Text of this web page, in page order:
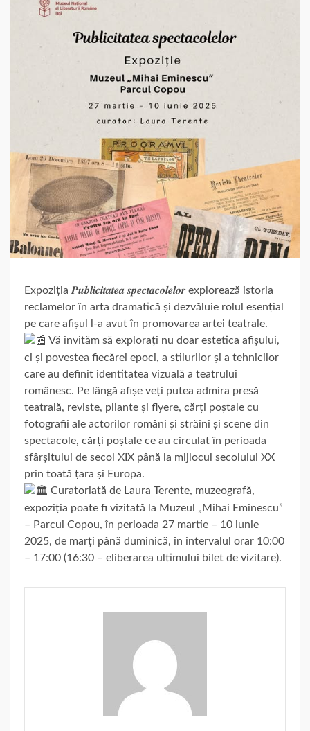
Expoziția 𝑷𝒖𝒃𝒍𝒊𝒄𝒊𝒕𝒂𝒕𝒆𝒂 𝒔𝒑𝒆𝒄𝒕𝒂𝒄𝒐𝒍𝒆𝒍𝒐𝒓 explorează istoria
reclamelor în arta dramatică și dezvăluie rolul esențial
pe care afișul l-a avut în promovarea artei teatrale.
Vă invităm să explorați nu doar estetica afișului,
ci și povestea fiecărei epoci, a stilurilor și a tehnicilor
care au definit identitatea vizuală a teatrului
românesc. Pe lângă afișe veți putea admira presă
teatrală, reviste, pliante și flyere, cărți poștale cu
fotografii ale actorilor români și străini și scene din
spectacole, cărți poștale ce au circulat în perioada
sfârșitului de secol XIX până la mijlocul secolului XX
prin toată țara și Europa.
Curatoriată de Laura Terente, muzeografă,
expoziția poate fi vizitată la Muzeul „Mihai Eminescu”
– Parcul Copou, în perioada 27 martie – 10 iunie
2025, de marți până duminică, în intervalul orar 10:00
– 17:00 (16:30 – eliberarea ultimului bilet de vizitare).